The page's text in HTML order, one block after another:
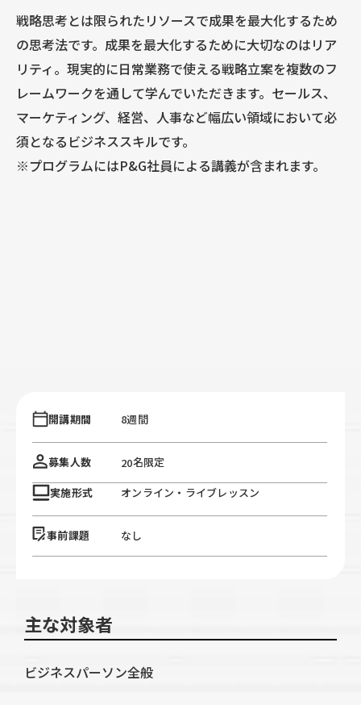
戦略思考とは限られたリソースで成果を最大化するため
の思考法です。成果を最大化するために大切なのはリア
リティ。現実的に日常業務で使える戦略立案を複数のフ
レームワークを通して学んでいただきます。セールス、
マーケティング、経営、人事など幅広い領域において必
須となるビジネススキルです。
※プログラムにはP&G社員による講義が含まれます。
開講期間 8週間
募集人数 20名限定
実施形式 オンライン・ライブレッスン
事前課題 なし
主な対象者
ビジネスパーソン全般